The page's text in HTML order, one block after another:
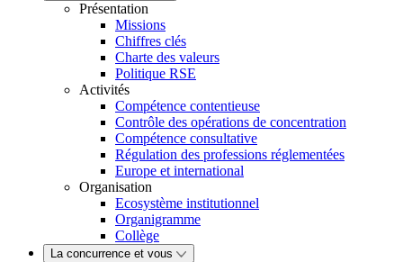
Présentation
Missions
Chiffres clés
Charte des valeurs
Politique RSE
Activités
Compétence contentieuse
Contrôle des opérations de concentration
Compétence consultative
Régulation des professions réglementées
Europe et international
Organisation
Ecosystème institutionnel
Organigramme
Collège
La concurrence et vous